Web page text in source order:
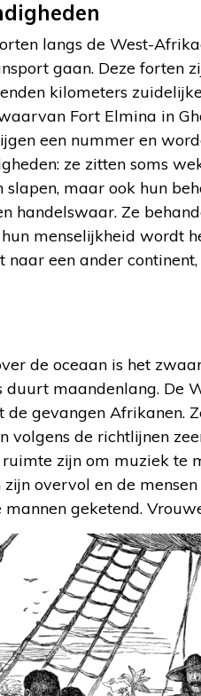
langs de West-
gaan. Deze forten
kilometers
Fort Elmina in
een nummer en
ze zitten soms
maar ook hun
handelswaar. Ze
menselijkheid wordt
een ander
de oceaan is het
maandenlang. De
gevangen Afrikanen.
volgens de richtlijnen
zijn om muziek te
zijn overvol en de
geketend.